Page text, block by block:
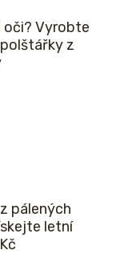
oči? Vyrobte
z
pálených
letní